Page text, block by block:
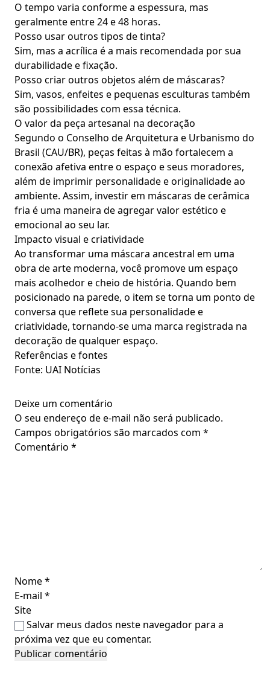
O tempo varia conforme a espessura, mas
geralmente entre 24 e 48 horas.
Posso usar outros tipos de tinta?
Sim, mas a acrílica é a mais recomendada por sua
durabilidade e fixação.
Posso criar outros objetos além de máscaras?
Sim, vasos, enfeites e pequenas esculturas também
são possibilidades com essa técnica.
O valor da peça artesanal na decoração
Segundo o Conselho de Arquitetura e Urbanismo do
Brasil (CAU/BR), peças feitas à mão fortalecem a
conexão afetiva entre o espaço e seus moradores,
além de imprimir personalidade e originalidade ao
ambiente. Assim, investir em máscaras de cerâmica
fria é uma maneira de agregar valor estético e
emocional ao seu lar.
Impacto visual e criatividade
Ao transformar uma máscara ancestral em uma
obra de arte moderna, você promove um espaço
mais acolhedor e cheio de história. Quando bem
posicionado na parede, o item se torna um ponto de
conversa que reflete sua personalidade e
criatividade, tornando-se uma marca registrada na
decoração de qualquer espaço.
Referências e fontes
Fonte: UAI Notícias
Deixe um comentário
O seu endereço de e-mail não será publicado.
Campos obrigatórios são marcados com *
Comentário *
Nome*
E-mail *
Site
Salvar meus dados neste navegador para a
próxima vez que eu comentar.